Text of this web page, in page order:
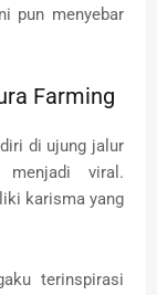
pun menyebar
Farming
di ujung jalur
viral.
karisma yang
terinspirasi